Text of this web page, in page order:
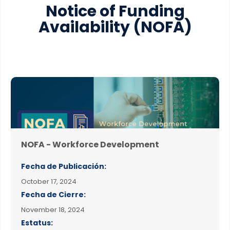
Notice of Funding
Availability(NOFA)
NOFA - Workforce Development
Fecha de Publicación:
October 17, 2024
Fecha de Cierre:
November 18, 2024
Estatus: